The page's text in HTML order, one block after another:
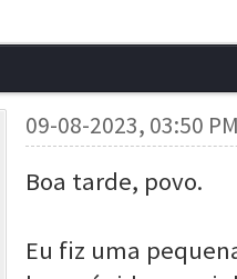
09-08-2023, 03:50
Boa tarde, povo.
Eu fiz uma